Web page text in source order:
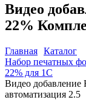
Видео
22%
Главная Каталог
Набор печатных
22% для 1C
Видео
автоматизация 2.5